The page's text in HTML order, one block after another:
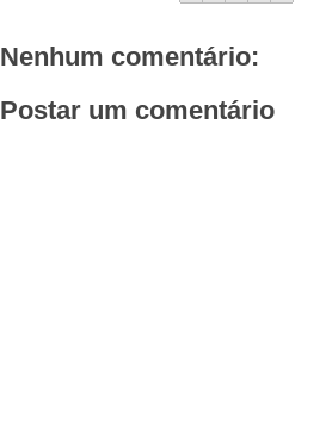
Nenhum comentário:
Postar um comentário